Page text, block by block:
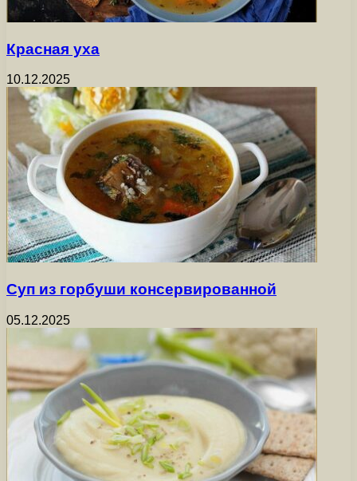
Красная уха
10.12.2025
Суп из горбуши консервированной
05.12.2025